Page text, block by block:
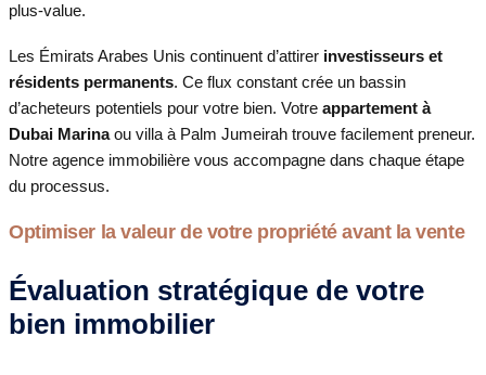
plus-value.
Les Émirats Arabes Unis continuent d’attirer investisseurs et
résidents permanents. Ce flux constant crée un bassin
d’acheteurs potentiels pour votre bien. Votre appartement à
Dubai Marinaou villa à Palm Jumeirah trouve facilement preneur.
Notre agence immobilière vous accompagne dans chaque étape
du processus.
Optimiser la valeur de votre propriété avant la vente
Évaluation stratégique de votre
bien immobilier